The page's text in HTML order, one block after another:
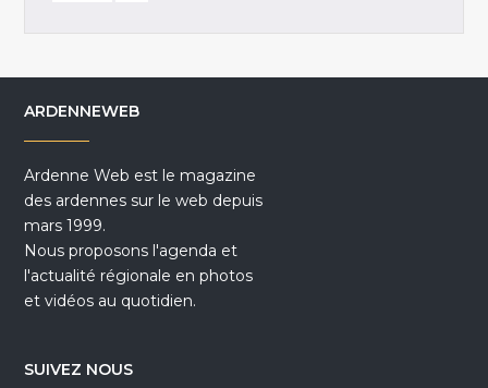
ARDENNEWEB
Ardenne Web est le magazine
des ardennes sur le web depuis
mars 1999.
Nous proposons l'agenda et
l'actualité régionale en photos
et vidéos au quotidien.
SUIVEZ NOUS